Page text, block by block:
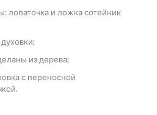
лопаточка и ложка сотейник
из дерева;
с переносной